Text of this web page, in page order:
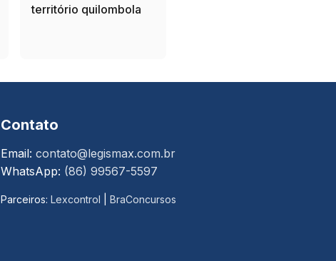
território quilombola
Contato
Email: contato@legismax.com.br
WhatsApp: (86) 99567-5597
Parceiros: Lexcontrol BraConcursos